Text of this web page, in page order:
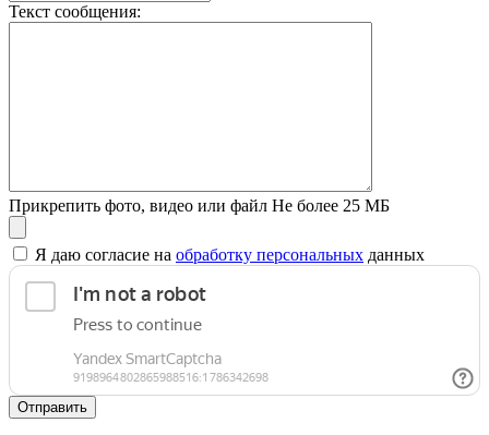
Текст сообщения:
Прикрепить фото, видео или файл Не более 25 МБ
Я даю согласие на обработку персональных данных
Отправить